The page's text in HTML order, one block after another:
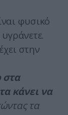
φυσικό
στην
στα
τα κάνει να
τα